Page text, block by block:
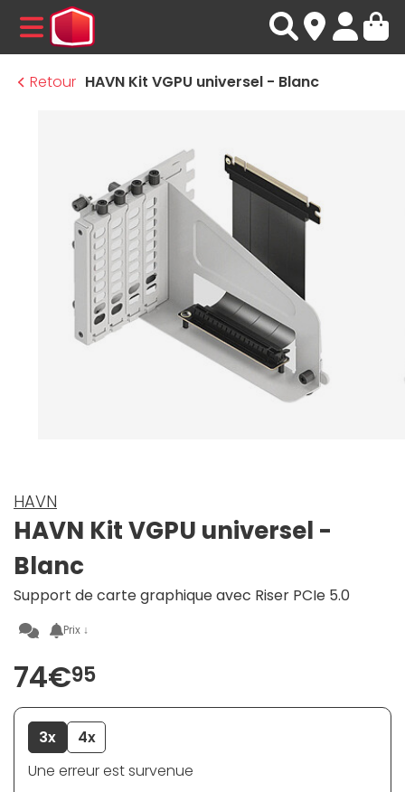
MENU
Retour HAVN Kit VGPU universel - Blanc
HAVN
HAVN Kit VGPU universel -
Blanc
Support de carte graphique avec Riser PCIe 5.0
Prix ↓
74€95
3x
4x
Une erreur est survenue